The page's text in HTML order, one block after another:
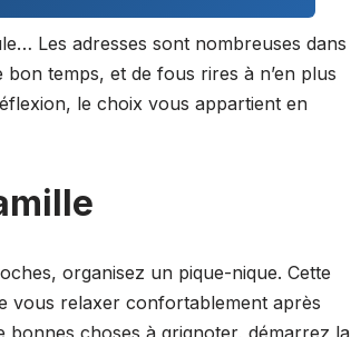
Les adresses sont nombreuses dans
temps, et de fous rires à n’en plus
le choix vous appartient en
organisez un pique-nique. Cette
vous relaxer confortablement après
bonnes choses à grignoter, démarrez la